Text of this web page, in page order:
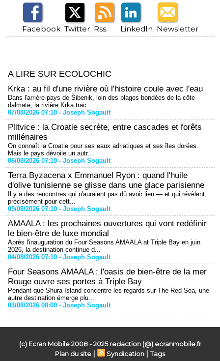
Facebook Twitter Rss LinkedIn Newsletter
A LIRE SUR ECOLOCHIC
Krka : au fil d'une rivière où l'histoire coule avec l'eau
Dans l'arrière-pays de Šibenik, loin des plages bondées de la côte
dalmate, la rivière Krka trac...
07/08/2026 07:10 - Joseph Sogault
Plitvice : la Croatie secrète, entre cascades et forêts
millénaires
On connaît la Croatie pour ses eaux adriatiques et ses îles dorées.
Mais le pays dévoile un autr...
06/08/2026 07:10 - Joseph Sogault
Terra Byzacena x Emmanuel Ryon : quand l'huile
d'olive tunisienne se glisse dans une glace parisienne
Il y a des rencontres qui n'auraient pas dû avoir lieu — et qui révèlent,
précisément pour cett...
05/08/2026 07:10 - Joseph Sogault
AMAALA : les prochaines ouvertures qui vont redéfinir
le bien-être de luxe mondial
Après l'inauguration du Four Seasons AMAALA at Triple Bay en juin
2026, la destination continue d...
04/08/2026 07:10 - Joseph Sogault
Four Seasons AMAALA : l'oasis de bien-être de la mer
Rouge ouvre ses portes à Triple Bay
Pendant que Shura Island concentre les regards sur The Red Sea, une
autre destination émerge plu...
03/08/2026 08:00 - Joseph Sogault
(c) Ecran Mobile 2008 - 2025 redaction (@) ecranmobile.fr
Plan du site | Syndication |Tags